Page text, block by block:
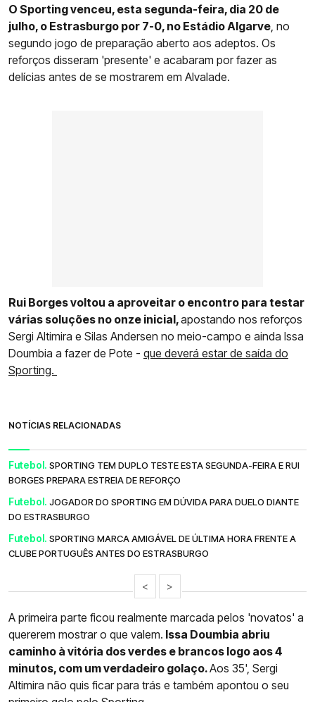
O Sporting venceu, esta segunda-feira, dia 20 de
julho, o Estrasburgo por 7-0, no Estádio Algarve , no
segundo jogo de preparação aberto aos adeptos. Os
reforços disseram 'presente' e acabaram por fazer as
delícias antes de se mostrarem em Alvalade.
Rui Borges voltou a aproveitar o encontro para testar
várias soluções no onze inicial,apostando nos reforços
Sergi Altimira e Silas Andersen no meio-campo e ainda Issa
Doumbia a fazer de Pote - que deverá estar de saída do
Sporting.
NOTÍCIAS RELACIONADAS
Futebol. SPORTING TEM DUPLO TESTE ESTA SEGUNDA-FEIRA E RUI
BORGES PREPARA ESTREIA DE REFORÇO
Futebol. JOGADOR DO SPORTING EM DÚVIDA PARA DUELO DIANTE
DO ESTRASBURGO
Futebol. SPORTING MARCA AMIGÁVEL DE ÚLTIMA HORA FRENTE A
CLUBE PORTUGUÊS ANTES DO ESTRASBURGO
< >
A primeira parte ficou realmente marcada pelos 'novatos' a
quererem mostrar o que valem. Issa Doumbia abriu
caminho à vitória dos verdes e brancos logo aos 4
minutos, com um verdadeiro golaço.Aos 35', Sergi
Altimira não quis ficar para trás e também apontou o seu